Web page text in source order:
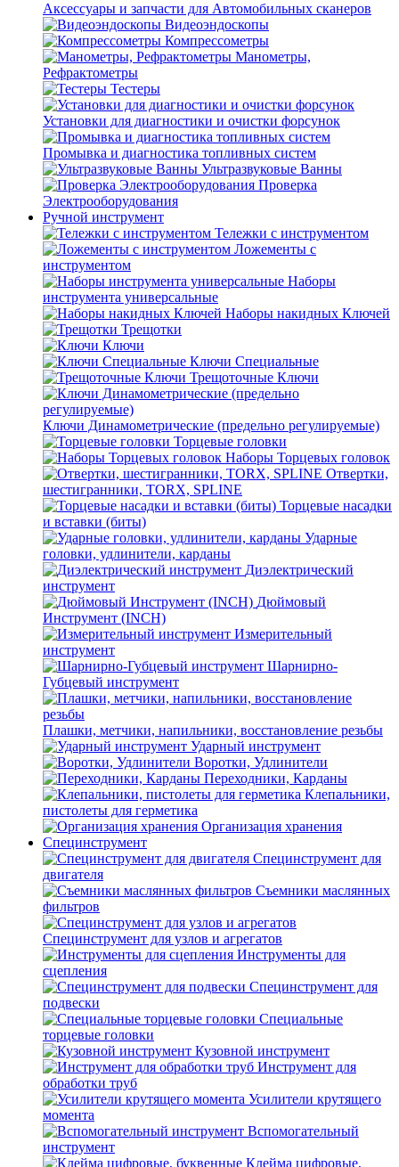
Аксессуары и запчасти для Автомобильных сканеров
Видеоэндоскопы
Компрессометры
Манометры,
Рефрактометры
Тестеры
Установки для диагностики и очистки форсунок
Промывка и диагностика топливных систем
Ультразвуковые Ванны
Проверка
Электрооборудования
Ручной инструмент
Тележки с инструментом
Ложементы с
инструментом
Наборы
инструмента универсальные
Наборы накидных Ключей
Трещотки
Ключи
Ключи Специальные
Трещоточные Ключи
Ключи Динамометрические (предельно регулируемые)
Торцевые головки
Наборы Торцевых головок
Отвертки,
шестигранники, TORX, SPLINE
Торцевые насадки
и вставки (биты)
Ударные
головки, удлинители, карданы
Диэлектрический
инструмент
Дюймовый
Инструмент (INCH)
Измерительный
инструмент
Шарнирно-
Губцевый инструмент
Плашки, метчики, напильники, восстановление резьбы
Ударный инструмент
Воротки, Удлинители
Переходники, Карданы
Клепальники,
пистолеты для герметика
Организация хранения
Специнструмент
Специнструмент для
двигателя
Съемники маслянных
фильтров
Специнструмент для узлов и агрегатов
Инструменты для
сцепления
Специнструмент для
подвески
Специальные
торцевые головки
Кузовной инструмент
Инструмент для
обработки труб
Усилители крутящего
момента
Вспомогательный
инструмент
Клейма цифровые,